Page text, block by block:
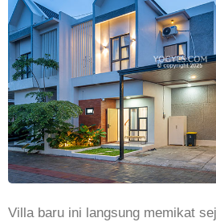
Villa baru ini langsung memikat